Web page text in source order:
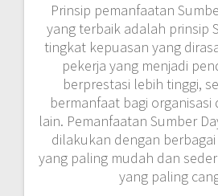
Prinsip pemanfaatan
yang terbaik adalah prinsip
tingkat kepuasan yang
pekerja yang menjadi
berprestasi lebih tinggi,
bermanfaat bagi
lain. Pemanfaatan Sumber
dilakukan dengan
yang paling mudah dan
yang paling